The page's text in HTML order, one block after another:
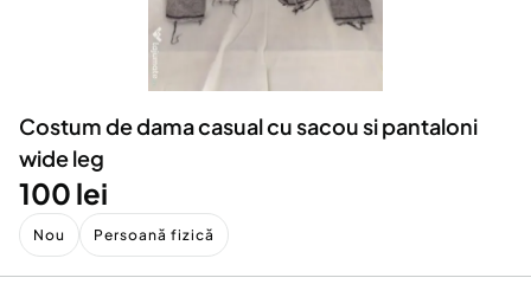
Animale de companie
Afaceri și echipamente profesionale
Inchiriere Bunuri si Vehicule
Utilaje agricole si industriale
Piese auto si accesorii
Costum de dama casual cu sacou si pantaloni
wide leg
100 lei
Nou Persoană fizică